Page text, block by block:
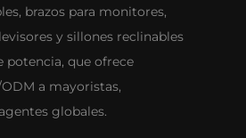
brazos para monitores,
y sillones reclinables
potencia, que ofrece
a mayoristas,
globales.